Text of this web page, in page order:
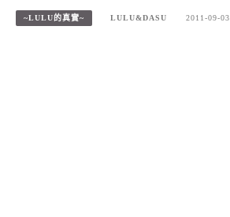
~LULU的真實~ LULU&DASU 2011-09-03